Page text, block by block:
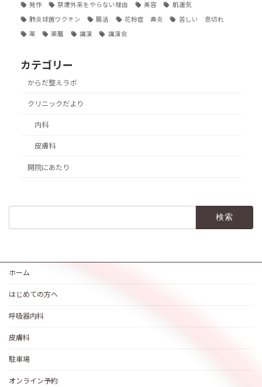
発作 禁煙外来をやらない理由 美容 肌運気
肺炎球菌ワクチン 腸活 花粉症 鼻炎 苦しい 息切れ
薬 薬膳 講演 講演会
カテゴリー
からだ整えラボ
クリニックだより
内科
皮膚科
開院にあたり
ホーム
はじめての方へ
呼吸器内科
皮膚科
駐車場
オンライン予約